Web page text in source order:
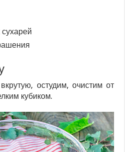
остудим, очистим от
кубиком.